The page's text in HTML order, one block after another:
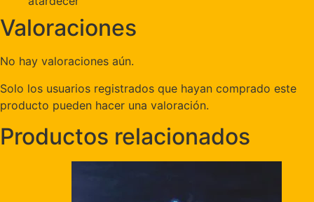
Valoraciones
No hay valoraciones aún.
Solo los usuarios registrados que hayan comprado este
producto pueden hacer una valoración.
Productos relacionados